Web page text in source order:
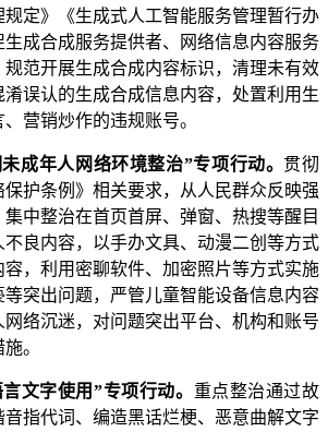
定》《生成式人工智能服务管理暂行办
成合成服务提供者、网络信息内容服务
范开展生成合成内容标识，清理未有效
误认的生成合成信息内容，处置利用生
营销炒作的违规账号。
未成年人网络环境整治”专项行动。 贯彻
护条例》相关要求，从人民群众反映强
中整治在首页首屏、弹窗、热搜等醒目
良内容，以手办文具、动漫二创等方式
，利用密聊软件、加密照片等方式实施
等突出问题，严管儿童智能设备信息内容
络沉迷，对问题突出平台、机构和账号
。
文字使用”专项行动。 重点整治通过故
指代词、编造黑话烂梗、恶意曲解文字